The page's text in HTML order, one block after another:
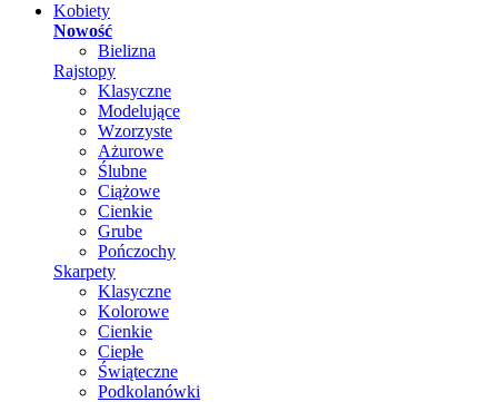
Kobiety
Nowość
Bielizna
Rajstopy
Klasyczne
Modelujące
Wzorzyste
Ażurowe
Ślubne
Ciążowe
Cienkie
Grube
Pończochy
Skarpety
Klasyczne
Kolorowe
Cienkie
Ciepłe
Świąteczne
Podkolanówki